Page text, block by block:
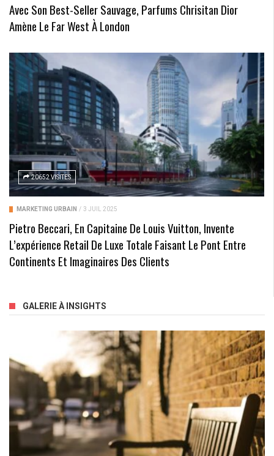
Avec Son Best-Seller Sauvage, Parfums Chrisitan Dior
Amène Le Far West À London
20652 VISITES
MARKETING URBAIN / 3 JUIL 2025
Pietro Beccari, En Capitaine De Louis Vuitton, Invente
L’expérience Retail De Luxe Totale Faisant Le Pont Entre
Continents Et Imaginaires Des Clients
GALERIE À INSIGHTS